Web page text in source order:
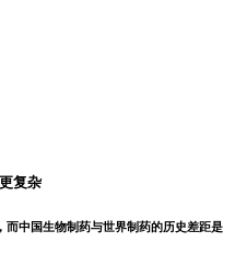
复杂
中国生物制药与世界制药的历史差距是